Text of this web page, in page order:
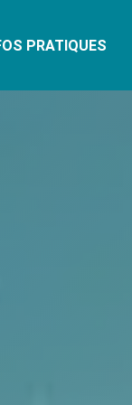
PRATIQUES